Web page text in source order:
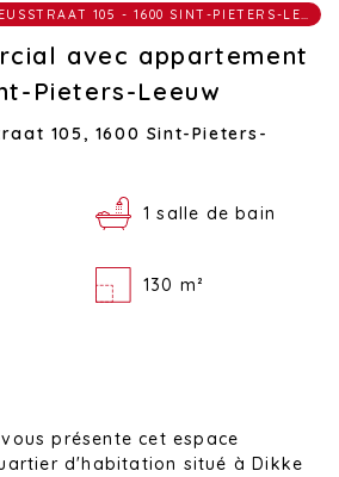
avec appartement
Pieters-Leeuw
105, 1600 Sint-Pieters-
1 salle de bain
130 m²
présente cet espace
d'habitation situé à Dikke